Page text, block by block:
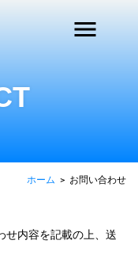
ホーム > お問い合わせ
せ内容を記載の上、送